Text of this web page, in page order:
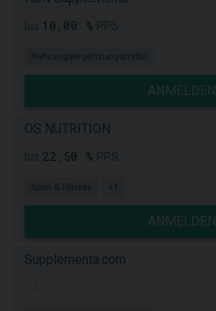
10,00 %
Nahrungsergänzungsmittel
ANMELDEN
OS NUTRITION
22,50 %
Sport & Fitness +1
ANMELDEN
Supplementa.com